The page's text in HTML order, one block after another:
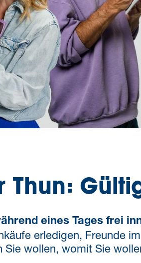
eines Tages frei
erledigen, Freunde
Sie wollen, womit Sie